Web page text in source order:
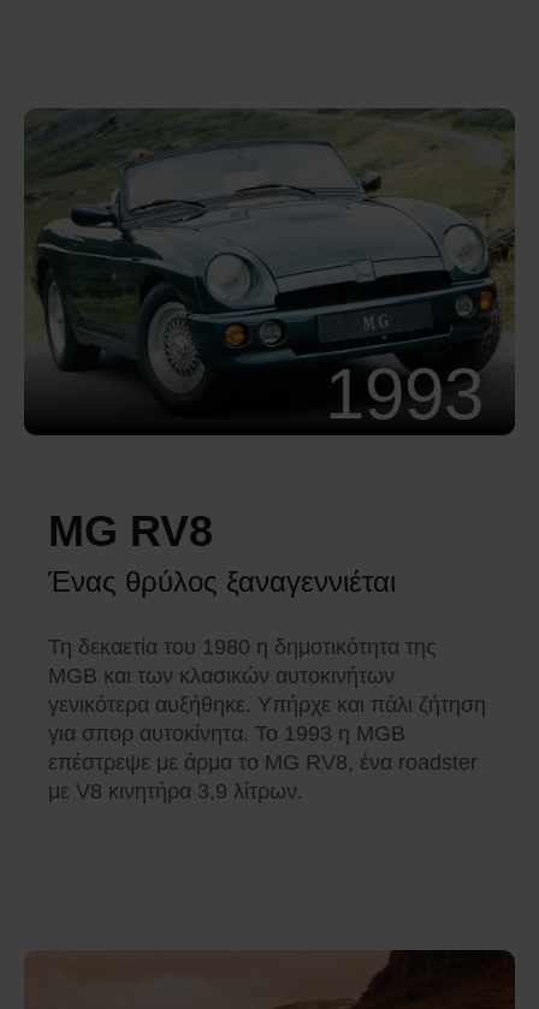
1993
MG RV8
Ένας θρύλος ξαναγεννιέται
Τη δεκαετία του 1980 η δημοτικότητα της
MGB και των κλασικών αυτοκινήτων
γενικότερα αυξήθηκε. Υπήρχε και πάλι ζήτηση
για σπορ αυτοκίνητα. Το 1993 η MGB
επέστρεψε με άρμα το MG RV8, ένα roadster
με V8 κινητήρα 3,9 λίτρων.